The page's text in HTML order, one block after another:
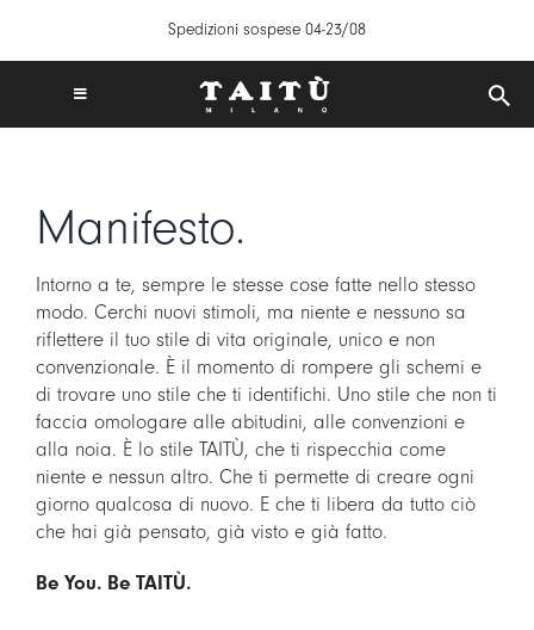
contenuto
Spedizioni sospese 04-23/08
Toggle
PRODOTTI
CREA LA TUA TAVOLA
ISPIRAZIONI
MIX & MATCH
B2B
STORE LOCATOR
Manifesto.
Intorno a te, sempre le stesse cose fatte nello stesso
modo. Cerchi nuovi stimoli, ma niente e nessuno sa
riflettere il tuo stile di vita originale, unico e non
convenzionale. È il momento di rompere gli schemi e
di trovare uno stile che ti identifichi. Uno stile che non ti
faccia omologare alle abitudini, alle convenzioni e
alla noia. È lo stile TAITÙ, che ti rispecchia come
niente e nessun altro. Che ti permette di creare ogni
giorno qualcosa di nuovo. E che ti libera da tutto ciò
che hai già pensato, già visto e già fatto.
Be You. Be TAITÙ.